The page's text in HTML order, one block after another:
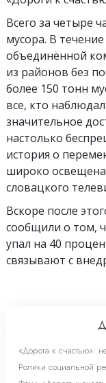
Всего за четыре
мусора. В
объединённой
из районов без
более 150 тонн
все, кто
значительное
настолько
история о
широко
словацкого
Вскоре после
сообщили о том,
упал на 40
связывают с
«Дорога к счастью»:
Ролики социальной